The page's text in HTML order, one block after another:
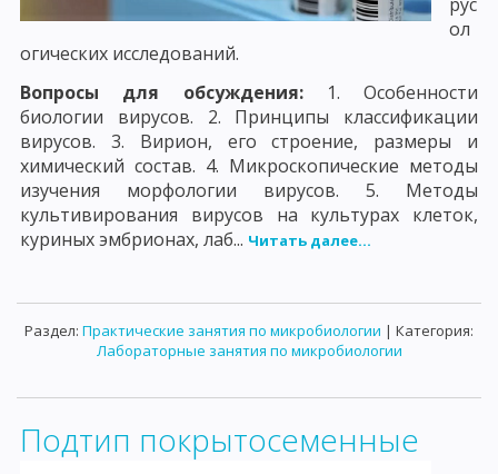
ол
огических исследований.
Вопросы для обсуждения:
1. Особенности
биологии вирусов. 2. Принципы классификации
вирусов. 3. Вирион, его строение, размеры и
химический состав. 4. Микроскопические методы
изучения морфологии вирусов. 5. Методы
культивирования вирусов на культурах клеток,
куриных эмбрионах, лаб... Читать далее...
Раздел: Практические занятия по микробиологии | Категория:
Лабораторные занятия по микробиологии
Подтип покрытосеменные